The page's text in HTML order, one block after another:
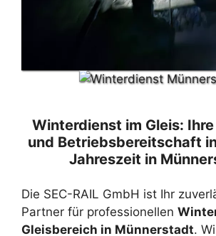
Winterdienst im Gleis:
und Betriebsbereitschaft
Jahreszeit in
Die SEC-RAIL GmbH ist Ihr
Partner für professionellen
Gleisbereich in Münnerstadt.